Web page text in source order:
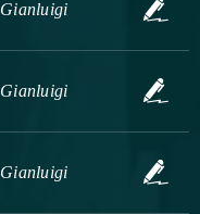
Gianluigi
Gianluigi
Gianluigi